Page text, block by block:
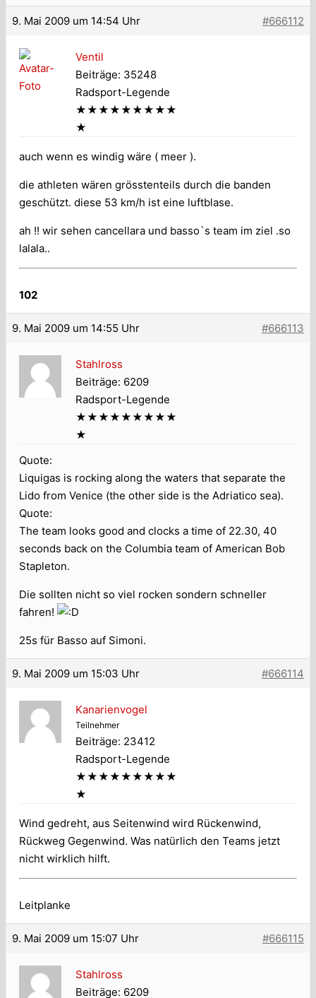
9. Mai 2009 um 14:54 Uhr #666112
Ventil
Beiträge: 35248
Radsport-Legende
★★★★★★★★★
★
auch wenn es windig wäre ( meer ).
die athleten wären grösstenteils durch die banden
geschützt. diese 53 km/h ist eine luftblase.
ah !! wir sehen cancellara und basso`s team im ziel .so
lalala..
102
9. Mai 2009 um 14:55 Uhr #666113
Stahlross
Beiträge: 6209
Radsport-Legende
★★★★★★★★★
★
Quote:
Liquigas is rocking along the waters that separate the
Lido from Venice (the other side is the Adriatico sea).
Quote:
The team looks good and clocks a time of 22.30, 40
seconds back on the Columbia team of American Bob
Stapleton.
Die sollten nicht so viel rocken sondern schneller
fahren!
25s für Basso auf Simoni.
9. Mai 2009 um 15:03 Uhr #666114
Kanarienvogel
Teilnehmer
Beiträge: 23412
Radsport-Legende
★★★★★★★★★
★
Wind gedreht, aus Seitenwind wird Rückenwind,
Rückweg Gegenwind. Was natürlich den Teams jetzt
nicht wirklich hilft.
Leitplanke
9. Mai 2009 um 15:07 Uhr #666115
Stahlross
Beiträge: 6209